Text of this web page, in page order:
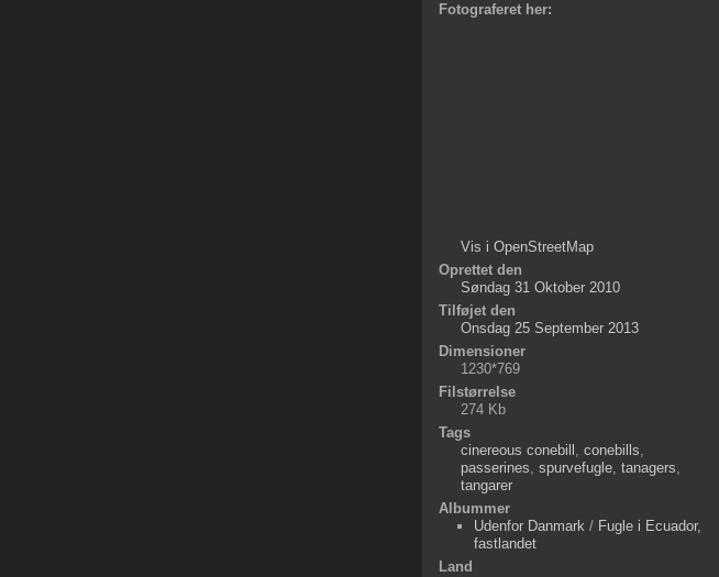
Fotograferet her:
Vis i OpenStreetMap
Oprettet den
Søndag 31 Oktober 2010
Tilføjet den
Onsdag 25 September 2013
Dimensioner
1230*769
Filstørrelse
274 Kb
Tags
cinereous conebill , conebills,
passerines, spurvefugle, tanagers,
tangarer
Albummer
Udenfor Danmark / Fugle i Ecuador,
fastlandet
Land